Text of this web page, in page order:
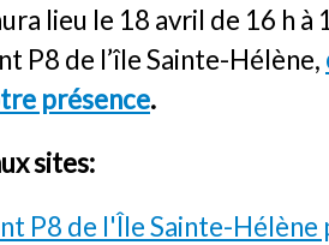
lieu le 18 avril de 16 h à
P8 de l’île Sainte-Hélène,
présence.
sites:
P8 de l'Île Sainte-